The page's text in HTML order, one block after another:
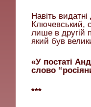
Навіть видатні
Ключевський,
лише в другій
який був
«У постаті
слово
***